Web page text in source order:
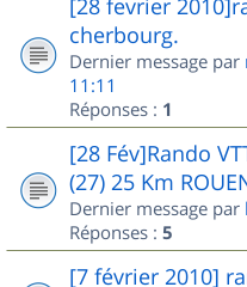
cherbourg.
Dernier message par
11:11
Réponses : 1
[28 Fév]Rando
(27) 25 Km
Dernier message par
Réponses : 5
[7 février 2010]